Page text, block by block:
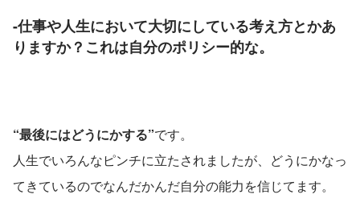
-仕事や人生において大切にしている考え方とかあ
りますか？これは自分のポリシー的な。
“最後にはどうにかする”です。
人生でいろんなピンチに立たされましたが、どうにかなっ
てきているのでなんだかんだ自分の能力を信じてます。